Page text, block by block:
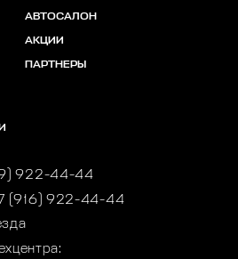
АВТОСАЛОН
АКЦИИ
ПАРТНЕРЫ
922-44-44
(916) 922-44-44